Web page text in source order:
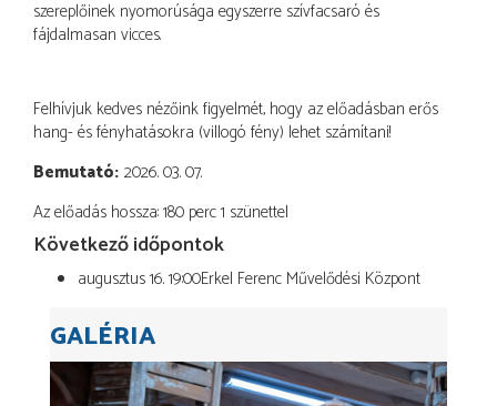
szereplőinek nyomorúsága egyszerre szívfacsaró és
fájdalmasan vicces.
Felhívjuk kedves nézőink figyelmét, hogy az előadásban erős
hang- és fényhatásokra (villogó fény) lehet számítani!
Bemutató 2026. 03. 07.
Az előadás hossza: 180 perc 1 szünettel
Következő időpontok
augusztus 16. 19:00Erkel Ferenc Művelődési Központ
GALÉRIA